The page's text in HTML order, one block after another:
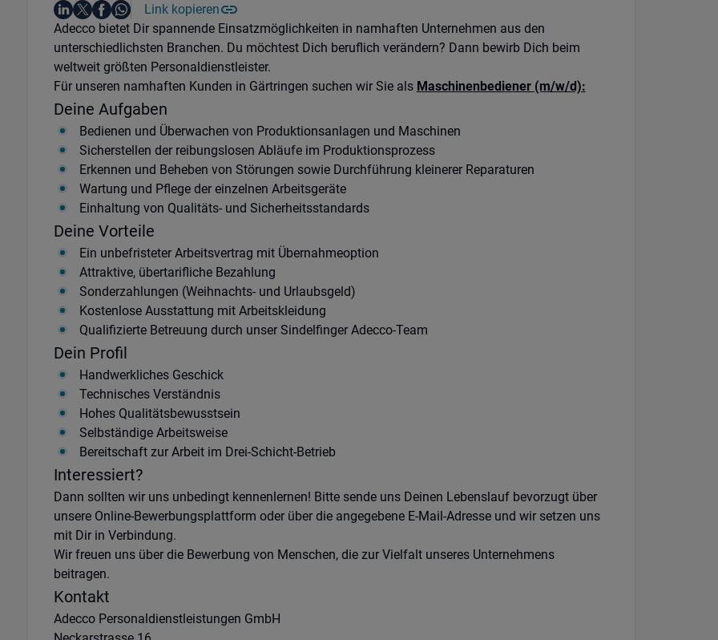
Teile diesen Job
Auf LinkedIn teilen
Auf X teilen
Auf Facebook teilen
Auf WhatsApp teilen
Link kopieren
Einleitung
Adecco bietet Dir spannende Einsatzmöglichkeiten in namhaften Unternehmen aus den
unterschiedlichsten Branchen. Du möchtest Dich beruflich verändern? Dann bewirb Dich beim
weltweit größten Personaldienstleister.
Für unseren namhaften Kunden in Gärtringen suchen wir Sie als Maschinenbediener (m/w/d):
Deine Aufgaben
Bedienen und Überwachen von Produktionsanlagen und Maschinen
Sicherstellen der reibungslosen Abläufe im Produktionsprozess
Erkennen und Beheben von Störungen sowie Durchführung kleinerer Reparaturen
Wartung und Pflege der einzelnen Arbeitsgeräte
Einhaltung von Qualitäts- und Sicherheitsstandards
Deine Vorteile
Ein unbefristeter Arbeitsvertrag mit Übernahmeoption
Attraktive, übertarifliche Bezahlung
Sonderzahlungen (Weihnachts- und Urlaubsgeld)
Kostenlose Ausstattung mit Arbeitskleidung
Qualifizierte Betreuung durch unser Sindelfinger Adecco-Team
Dein Profil
Handwerkliches Geschick
Technisches Verständnis
Hohes Qualitätsbewusstsein
Selbständige Arbeitsweise
Bereitschaft zur Arbeit im Drei-Schicht-Betrieb
Interessiert?
Dann sollten wir uns unbedingt kennenlernen! Bitte sende uns Deinen Lebenslauf bevorzugt über
unsere Online-Bewerbungsplattform oder über die angegebene E-Mail-Adresse und wir setzen uns
mit Dir in Verbindung.
Wir freuen uns über die Bewerbung von Menschen, die zur Vielfalt unseres Unternehmens
beitragen.
Kontakt
Adecco Personaldienstleistungen GmbH